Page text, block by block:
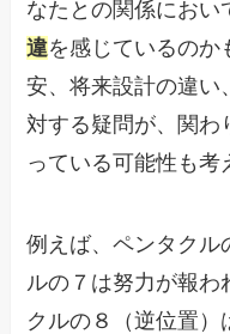
なたとの関係におい
違を感じているのか
安、将来設計の違い
対する疑問が、関わ
っている可能性も考
例えば、ペンタクル
ルの７は努力が報わ
クルの８（逆位置）